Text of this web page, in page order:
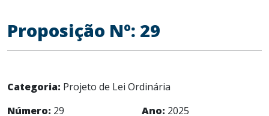
Proposição Nº: 29
Categoria: Projeto de Lei Ordinária
Número: 29 Ano: 2025